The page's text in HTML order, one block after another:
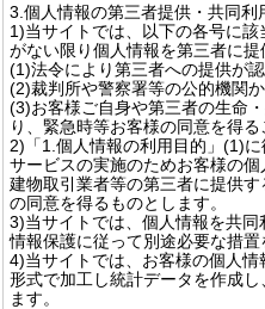
3.個人情報の第三者提供・共同利
1)当サイトでは、以下の各号に
がない限り個人情報を第三者に提
(1)法令により第三者への提供が
(2)裁判所や警察署等の公的機関
(3)お客様ご自身や第三者の生命
り、緊急時等お客様の同意を得る
2)「1.個人情報の利用目的」(1)
サービスの実施のためお客様の
建物取引業者等の第三者に提供
の同意を得るものとします。
3)当サイトでは、個人情報を共
情報保護に従って別途必要な措置
4)当サイトでは、お客様の個人
形式で加工し統計データを作成
ます。